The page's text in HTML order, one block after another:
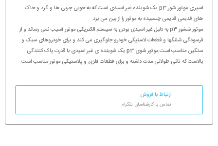
اسپری موتور شور p3 یک شوینده غیر اسیدی است که به خوبی چربی ها و گرد و خاک
های قدیمی قدیمی چسبیده به موتور را از بین می برد.
موتور ششور p3 به دلیل غیر اسیدی بودن به سیستم الکتریکی موتور آسیب نمی رساند و از
فرسودگی شلنگها و قطعات لاستیکی خودرو جلوگیری می کند و برای خودروهای سبک و
سنگین مناسب است.موتور شوی p3 یک شوینده ی غیر اسیدی با قدرت پاک کنندگی
بالاست که تاثی طولانی مدت داشته و برای قطعات فلزی و پلاستیکی موتور مناسب است.
ارتباط با فروش
تماس با کارشناسان تلگرام